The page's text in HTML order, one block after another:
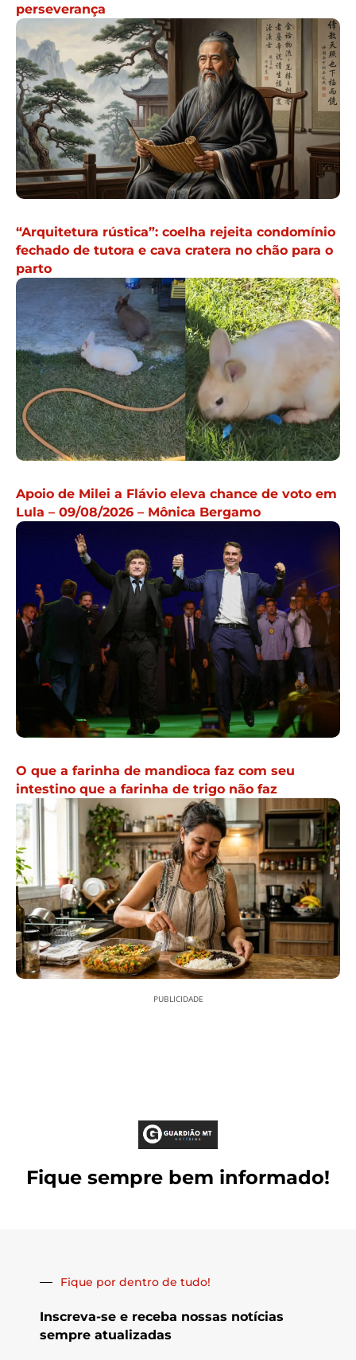
perseverança
“Arquitetura rústica”: coelha rejeita condomínio
fechado de tutora e cava cratera no chão para o
parto
Apoio de Milei a Flávio eleva chance de voto em
Lula – 09/08/2026 – Mônica Bergamo
O que a farinha de mandioca faz com seu
intestino que a farinha de trigo não faz
PUBLICIDADE
Fique sempre bem informado!
Fique por dentro de tudo!
Inscreva-se e receba nossas notícias
sempre atualizadas